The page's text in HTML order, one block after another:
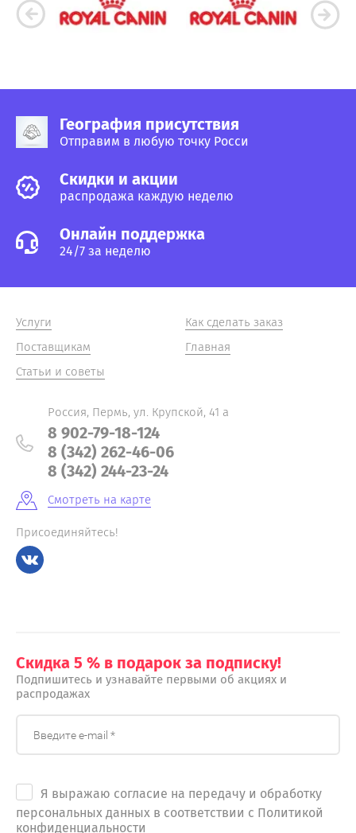
География присутствия
Отправим в любую точку Росси
Cкидки и акции
распродажа каждую неделю
Онлайн поддержка
24/7 за неделю
Услуги
Поставщикам
Статьи и советы
Как сделать заказ
Главная
Россия, Пермь, ул. Крупской, 41 а
8 902-79-18-124
8 (342) 262-46-06
8 (342) 244-23-24
Смотреть на карте
Присоединяйтесь!
Скидка 5 % в подарок за подписку!
Подпишитесь и узнавайте первыми об акциях и
распродажах
Я выражаю согласие на передачу и обработку
персональных данных в соответствии с Политикой
конфиденциальности